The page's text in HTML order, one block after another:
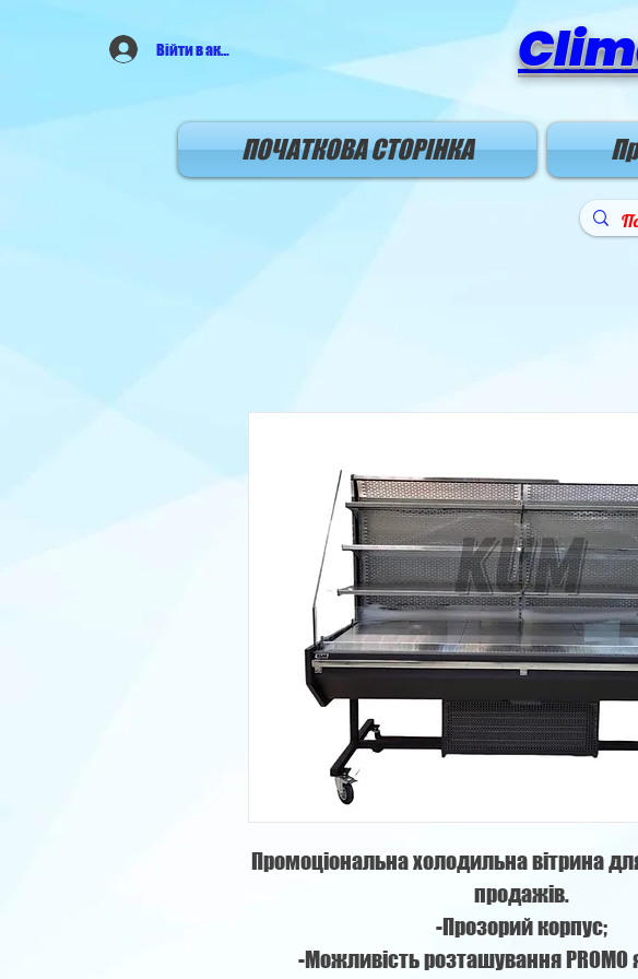
Війти в аккаунт
ПОЧАТКОВА СТОРIНКА
Промоціональна холодильна вітрина
продажів.
-Прозорий корпус;
-Можливість розташування PROMO